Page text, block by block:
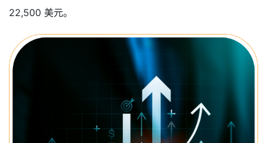
22,500 美元。